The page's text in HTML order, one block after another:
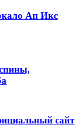
Ап Икс
сайт